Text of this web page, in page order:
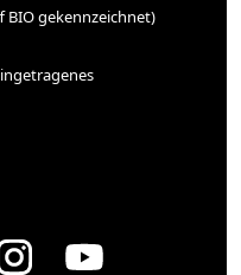
gekennzeichnet)